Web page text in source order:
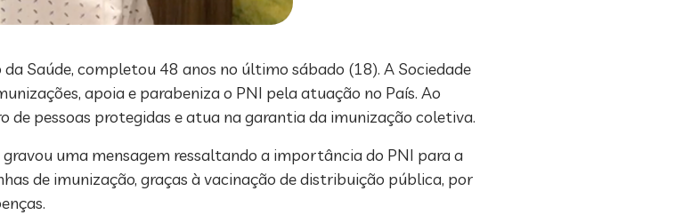
Saúde, completou 48 anos no último sábado (18). A Sociedade
apoia e parabeniza o PNI pela atuação no País. Ao
pessoas protegidas e atua na garantia da imunização coletiva.
uma mensagem ressaltando a importância do PNI para a
de imunização, graças à vacinação de distribuição pública, por